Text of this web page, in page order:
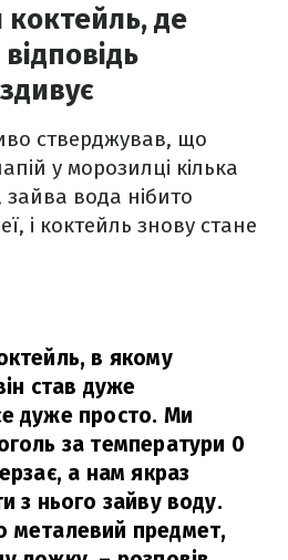
коктейль, де
стверджував, що
у морозилці кілька
вода нібито
і коктейль знову стане
в якому
став дуже
дуже просто. Ми
за температури 0
а нам якраз
з нього зайву воду.
металевий предмет,